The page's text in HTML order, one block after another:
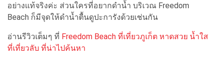
อย่างแท้จริงค่ะ ส่วนใครที่อยากดำน้ำ บริเวณ Freedom
Beach ก็มีจุดให้ดำน้ำตื้นดูปะการังด้วยเช่นกัน
อ่านรีวิวเต็มๆ ที่ Freedom Beach ที่เที่ยวภูเก็ต หาดสวย น้ำใส
ที่เที่ยวลับ ที่น่าไปค้นหา